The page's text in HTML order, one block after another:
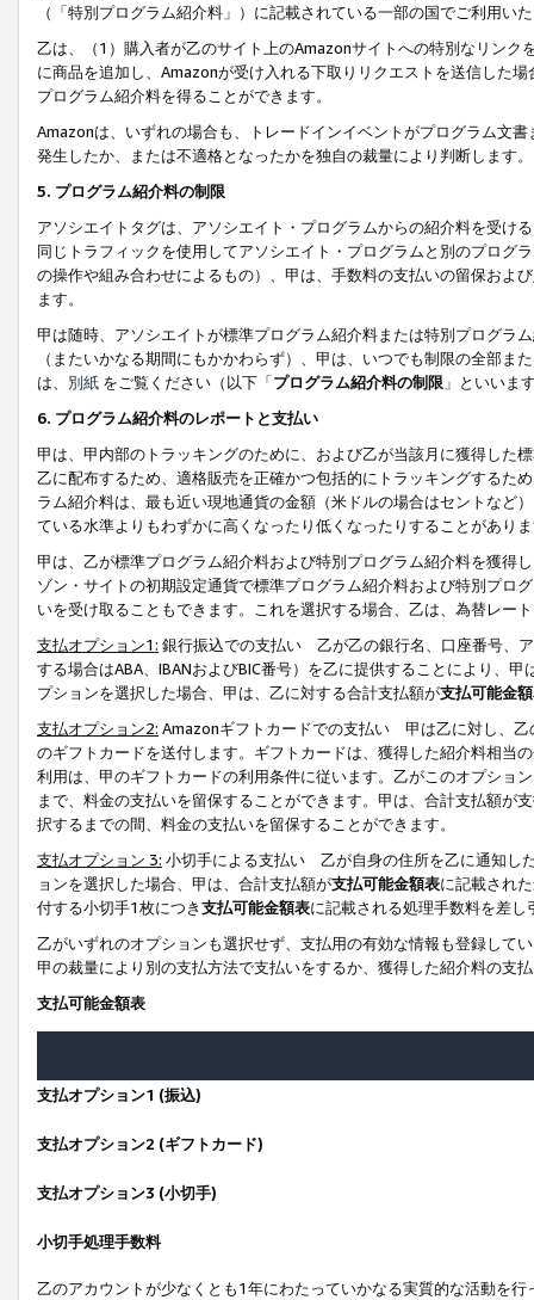
（「特別プログラム紹介料」）に記載されている一部の国でご利用い
乙は、（1）購入者が乙のサイト上のAmazonサイトへの特別なリン
に商品を追加し、Amazonが受け入れる下取りリクエストを送信した
プログラム紹介料を得ることができます。
Amazonは、いずれの場合も、トレードインイベントがプログラム文
発生したか、または不適格となったかを独自の裁量により判断します。
5. プログラム紹介料の制限
アソシエイトタグは、アソシエイト・プログラムからの紹介料を受け
同じトラフィックを使用してアソシエイト・プログラムと別のプログ
の操作や組み合わせによるもの）、甲は、手数料の支払いの留保およ
ます。
甲は随時、アソシエイトが標準プログラム紹介料または特別プログラ
（またいかなる期間にもかかわらず）、甲は、いつでも制限の全部
は、 別紙 をご覧ください（以下「プログラム紹介料の制限 」といいま
6. プログラム紹介料のレポートと支払い
甲は、甲内部のトラッキングのために、および乙が当該月に獲得した
乙に配布するため、適格販売を正確かつ包括的にトラッキングするた
ラム紹介料は、最も近い現地通貨の金額（米ドルの場合はセントなど
ている水準よりもわずかに高くなったり低くなったりすることがあり
甲は、乙が標準プログラム紹介料および特別プログラム紹介料を獲得
ゾン・サイトの初期設定通貨で標準プログラム紹介料および特別プロ
いを受け取ることもできます。これを選択する場合、乙は、為替レー
支払オプション1: 銀行振込での支払い 乙が乙の銀行名、口座番号、
する場合はABA、IBANおよびBIC番号）を乙に提供することにより、
プションを選択した場合、甲は、乙に対する合計支払額が支払可能金
支払オプション2: Amazonギフトカードでの支払い 甲は乙に対し、乙
のギフトカードを送付します。ギフトカードは、獲得した紹介料相当
利用は、甲のギフトカードの利用条件に従います。乙がこのオプショ
まで、料金の支払いを留保することができます。甲は、合計支払額が
択するまでの間、料金の支払いを留保することができます。
支払オプション 3: 小切手による支払い 乙が自身の住所を乙に通知し
ョンを選択した場合、甲は、合計支払額が支払可能金額表に記載され
付する小切手1枚につき支払可能金額表に記載される処理手数料を差し
乙がいずれのオプションも選択せず、支払用の有効な情報も登録して
甲の裁量により別の支払方法で支払いをするか、獲得した紹介料の支
支払可能金額表
支払オプション1 (振込)
支払オプション2 (ギフトカード)
支払オプション3 (小切手)
小切手処理手数料
乙のアカウントが少なくとも1年にわたっていかなる実質的な活動を